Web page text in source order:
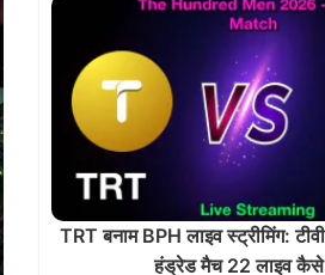
TRT बनाम BPH लाइव स्ट्रीमिंग:
हंड्रेड मैच 22 लाइव